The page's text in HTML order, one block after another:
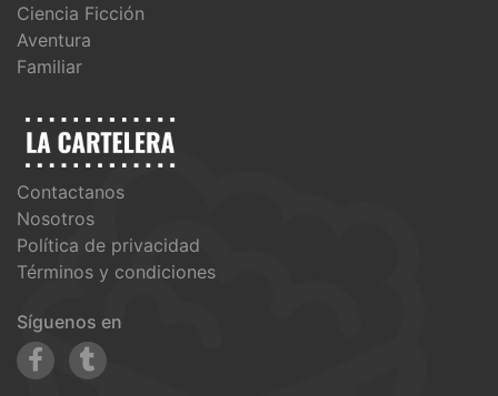
Ciencia Ficción
Aventura
Familiar
Contactanos
Nosotros
Política de privacidad
Términos y condiciones
Síguenos en